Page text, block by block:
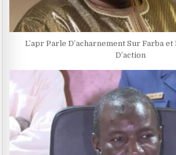
L’apr Parle D’acharnement Sur Farba
D’action